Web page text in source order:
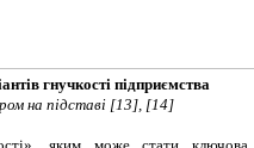
гнучкості підприємства
на підставі [13], [14]